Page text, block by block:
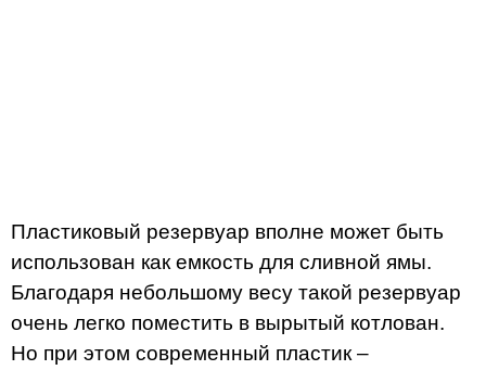
Пластиковый резервуар вполне может быть
использован как емкость для сливной ямы.
Благодаря небольшому весу такой резервуар
очень легко поместить в вырытый котлован.
Но при этом современный пластик –